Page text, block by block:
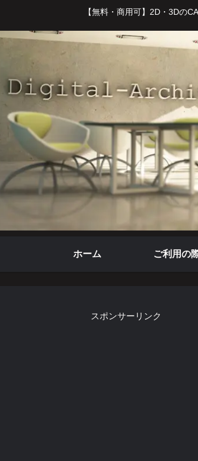
【無料・商用可】2D・3Dの
ホーム ご利用の
スポンサーリンク